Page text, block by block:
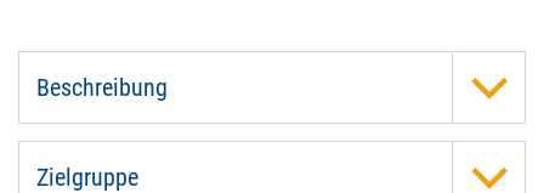
Beschreibung
Zielgruppe